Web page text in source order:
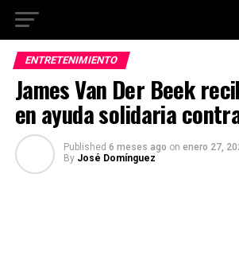
ENTRETENIMIENTO
James Van Der Beek
en ayuda solidaria
Published 6 meses ago on enero 27,
By José Domínguez